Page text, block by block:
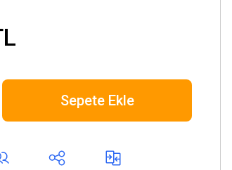
Sepete Ekle